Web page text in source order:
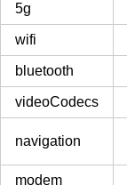
5g
wifi
bluetooth
videoCodecs
navigation
modem